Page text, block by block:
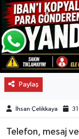
Paylaş
İhsan Çelikkaya
Telefon, mesaj